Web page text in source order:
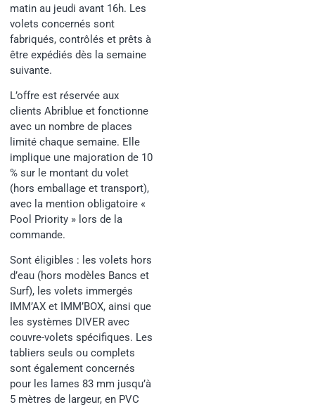
matin au jeudi avant 16h. Les
volets concernés sont
fabriqués, contrôlés et prêts à
être expédiés dès la semaine
suivante.
L’offre est réservée aux
clients Abriblue et fonctionne
avec un nombre de places
limité chaque semaine. Elle
implique une majoration de 10
% sur le montant du volet
(hors emballage et transport),
avec la mention obligatoire «
Pool Priority » lors de la
commande.
Sont éligibles : les volets hors
d’eau (hors modèles Bancs et
Surf), les volets immergés
IMM’AX et IMM’BOX, ainsi que
les systèmes DIVER avec
couvre-volets spécifiques. Les
tabliers seuls ou complets
sont également concernés
pour les lames 83 mm jusqu’à
5 mètres de largeur, en PVC